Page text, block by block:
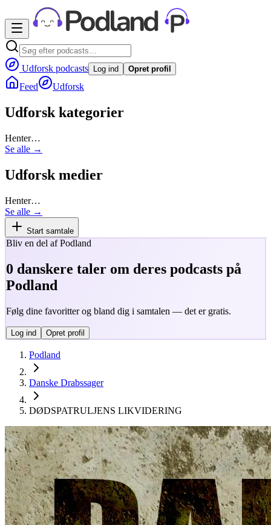
Udforsk podcasts Log ind Opret profil
Feed Udforsk
Udforsk kategorier
Henter…
Se alle →
Udforsk medier
Henter…
Se alle →
Start samtale
Bliv en del af Podland
0 danskere taler om deres podcasts på
Podland
Følg dine favoritter og bland dig i samtalen — det er gratis.
Log ind Opret profil
Podland
Danske Drabssager
DØDSPATRULJENS LIKVIDERING